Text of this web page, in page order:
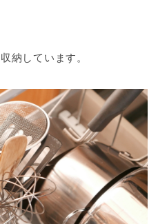
納しています。